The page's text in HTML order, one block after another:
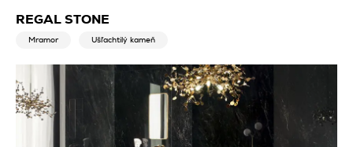
REGAL STONE
Mramor Ušľachtilý kameň